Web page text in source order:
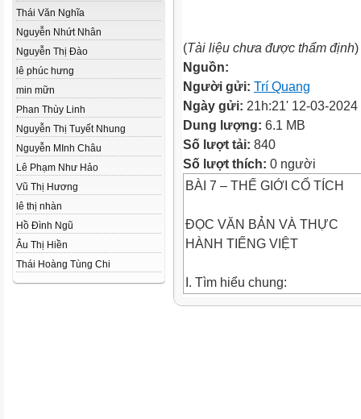
Thái Văn Nghĩa
Nguyễn Nhứt Nhân
Nguyễn Thị Đào
lê phúc hưng
min mữn
Phan Thùy Linh
Nguyễn Thị Tuyết Nhung
Nguyễn MInh Châu
Lê Phạm Như Hảo
Vũ Thị Hương
lê thị nhàn
Hồ Đình Ngũ
Âu Thị Hiền
Thái Hoàng Tùng Chi
(Tài liệu chưa được thẩm định)
Nguồn:
Người gửi: Trí Quang
Ngày gửi: 21h:21' 12-03-2024
Dung lượng: 6.1 MB
Số lượt tải: 840
Số lượt thích: 0 người
BÀI 7 – THẾ GIỚI CỔ TÍCH
ĐỌC VĂN BẢN VÀ THỰC
HÀNH TIẾNG VIỆT
I. Tìm hiểu chung: